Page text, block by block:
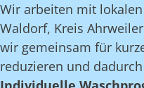
Wir arbeiten mit
Waldorf, Kreis
wir gemeinsam für
reduzieren und